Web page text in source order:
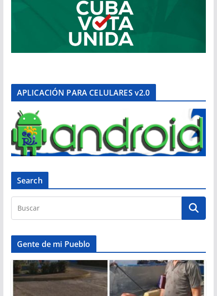
APLICACIÓN PARA CELULARES v2.0
Search
Gente de mi Pueblo